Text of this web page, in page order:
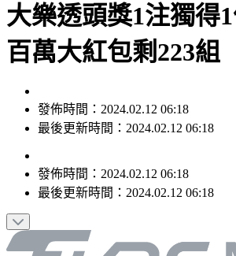
大樂透頭獎1注獨
百萬大紅包剩223組
發佈時間：2024.02.12 06:18
最後更新時間：2024.02.12 06:18
發佈時間： 2024.02.12 06:18
最後更新時間： 2024.02.12 06:18